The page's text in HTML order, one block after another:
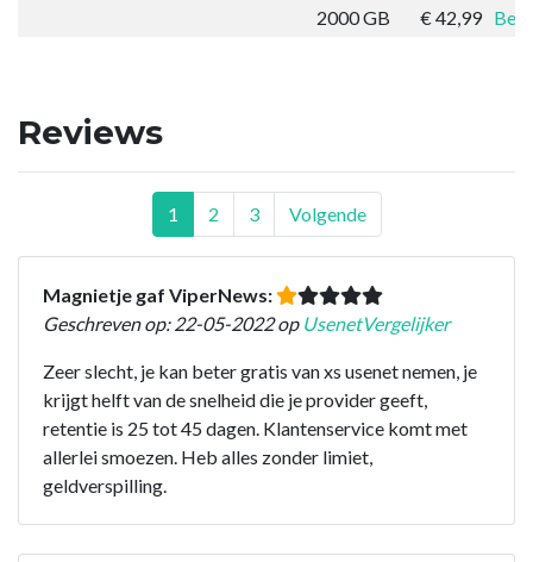
2000 GB
€ 42,99
Reviews
1 2 3 Volgende
Magnietje gaf ViperNews:
Geschreven op: 22-05-2022 op UsenetVergelijker
Zeer slecht, je kan beter gratis van xs usenet nemen, je
krijgt helft van de snelheid die je provider geeft,
retentie is 25 tot 45 dagen. Klantenservice komt met
allerlei smoezen. Heb alles zonder limiet,
geldverspilling.